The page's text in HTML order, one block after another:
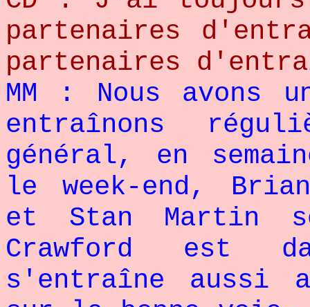
partenaires
partenaires
MM : Nous avons
entraînons
général, en
le week-end,
et Stan Martin
Crawford est
s'entraîne aussi